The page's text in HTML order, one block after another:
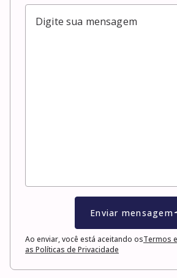
Enviar mensagem
Ao enviar, você está aceitando osTermos
as Políticas de Privacidade